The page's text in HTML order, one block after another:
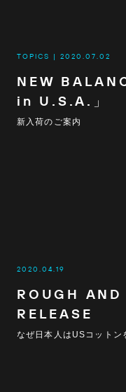
TOPICS 2020.07.02
NEW
in U.S.A.」
新入荷のご案内
2020.04.19
ROUGH
RELEASE
なぜ日本人はUSコットン